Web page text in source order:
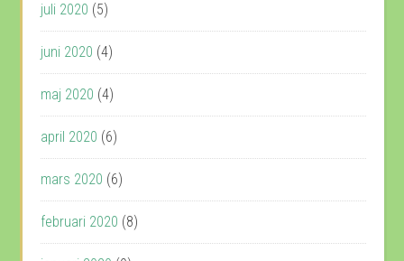
juli 2020 (5)
juni 2020 (4)
maj 2020 (4)
april 2020 (6)
mars 2020 (6)
februari 2020 (8)